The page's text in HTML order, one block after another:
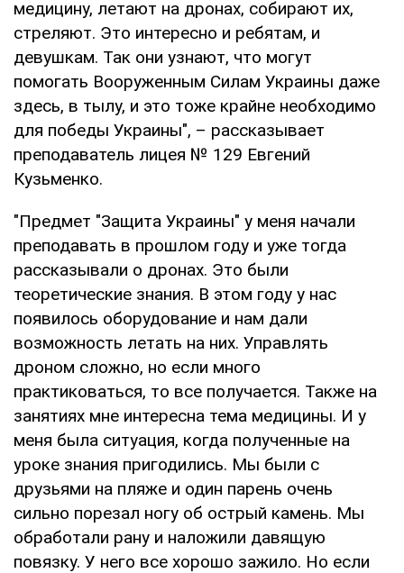
медицину, летают на дронах, собирают их,
стреляют. Это интересно и ребятам, и
девушкам. Так они узнают, что могут
помогать Вооруженным Силам Украины даже
здесь, в тылу, и это тоже крайне необходимо
для победы Украины", – рассказывает
преподаватель лицея № 129 Евгений
Кузьменко.
"Предмет "Защита Украины" у меня начали
преподавать в прошлом году и уже тогда
рассказывали о дронах. Это были
теоретические знания. В этом году у нас
появилось оборудование и нам дали
возможность летать на них. Управлять
дроном сложно, но если много
практиковаться, то все получается. Также на
занятиях мне интересна тема медицины. И у
меня была ситуация, когда полученные на
уроке знания пригодились. Мы были с
друзьями на пляже и один парень очень
сильно порезал ногу об острый камень. Мы
обработали рану и наложили давящую
повязку. У него все хорошо зажило. Но если